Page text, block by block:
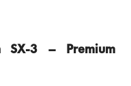
SX-3 – Premium